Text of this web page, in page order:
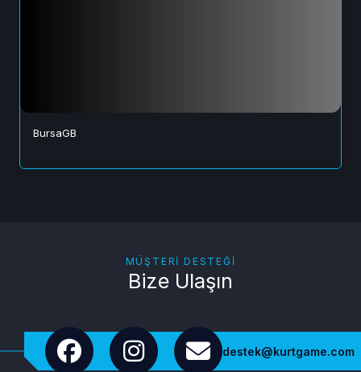
BursaGB
MÜŞTERI DESTEĞI
Bize Ulaşın
destek@kurtgame.com